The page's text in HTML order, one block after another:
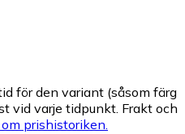
för den variant (såsom färg
vid varje tidpunkt. Frakt och
prishistoriken.